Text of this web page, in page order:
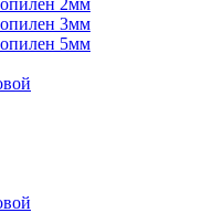
2мм
3мм
5мм